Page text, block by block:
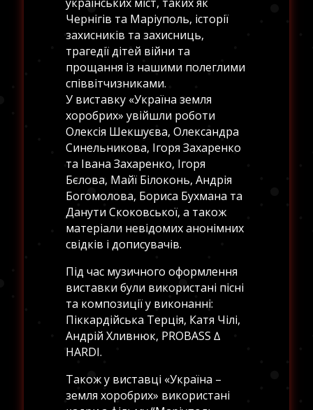
Чернігів та Маріуполь, історії
захисників та захисниць,
трагедії дітей війни та
прощання із нашими полеглими
співвітчизниками.
У виставку «Україна земля
хоробрих» увійшли роботи
Олексія Шекшуєва, Олександра
Синельникова, Ігоря Захаренко
та Івана Захаренко, Ігоря
Бєлова, Майї Білоконь, Андрія
Богомолова, Бориса Бухмана та
Данути Скоковської, а також
матеріали невідомих анонімних
свідків і дописувачів.
Під час музичного оформлення
виставки були використані пісні
та композиції у виконанні:
Піккардійська Терція, Катя Чілі,
Андрій Хливнюк, PROBASS ∆
HARDI.
Також у виставці «Україна –
земля хоробрих» використані